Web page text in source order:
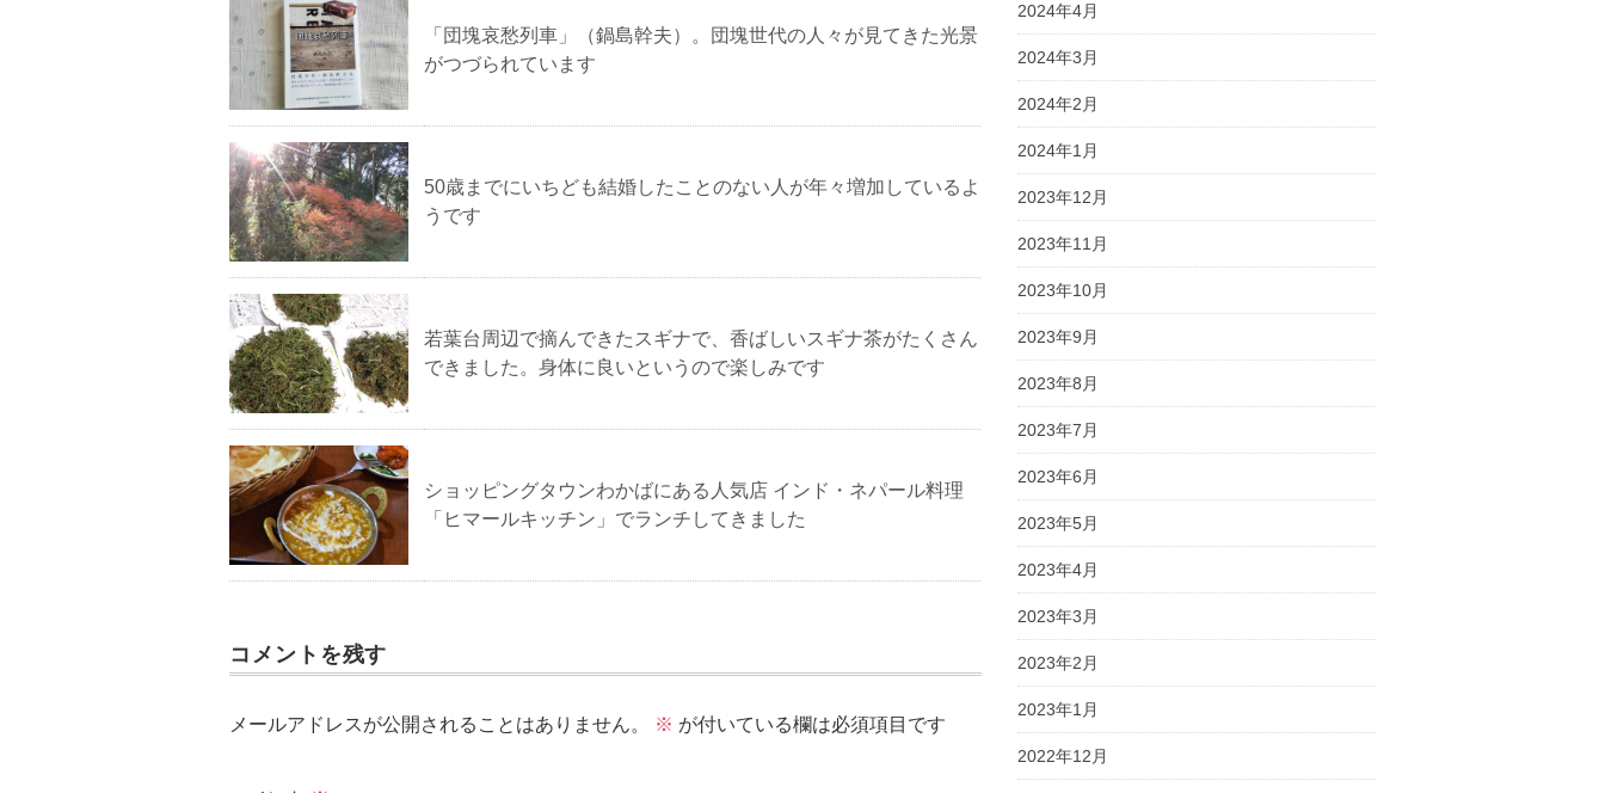
「団塊哀愁列車」（鍋島幹夫）。団塊世代の人々が見てきた光景
がつづられています
50歳までにいちども結婚したことのない人が年々増加しているよ
うです
若葉台周辺で摘んできたスギナで、香ばしいスギナ茶がたくさん
できました。身体に良いというので楽しみです
ショッピングタウンわかばにある人気店 インド・ネパール料理
「ヒマールキッチン」でランチしてきました
コメントを残す
メールアドレスが公開されることはありません。 ※ が付いている欄は必須項目です
2024年4月
2024年3月
2024年2月
2024年1月
2023年12月
2023年11月
2023年10月
2023年9月
2023年8月
2023年7月
2023年6月
2023年5月
2023年4月
2023年3月
2023年2月
2023年1月
2022年12月